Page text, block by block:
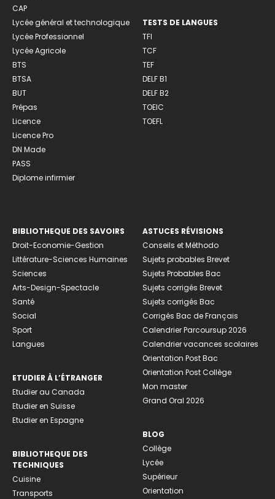
CAP
Lycée général et technologique
Lycée Professionnel
Lycée Agricole
BTS
BTSA
BUT
Prépas
Licence
Licence Pro
DN Made
PASS
Diplome infirmier
TESTS DE LANGUES
TFI
TCF
TEF
DELF B1
DELF B2
TOEIC
TOEFL
BIBLIOTHEQUE DES SAVOIRS
Droit-Economie-Gestion
Littérature-Sciences Humaines
Sciences
Arts-Design-Spectacle
Santé
Social
Sport
Langues
ETUDIER À L’ÉTRANGER
Etudier au Canada
Etudier en Suisse
Etudier en Espagne
BIBLIOTHEQUE DES
TECHNIQUES
Cuisine
Transports
ASTUCES RÉVISIONS
Conseils et Méthodo
Sujets probables Brevet
Sujets Probables Bac
Sujets corrigés Brevet
Sujets corrigés Bac
Corrigés Bac de Français
Calendrier Parcoursup 2026
Calendrier vacances scolaires
Orientation Post Bac
Orientation Post Collège
Mon master
Grand Oral 2026
BLOG
Collège
Lycée
Supérieur
Orientation